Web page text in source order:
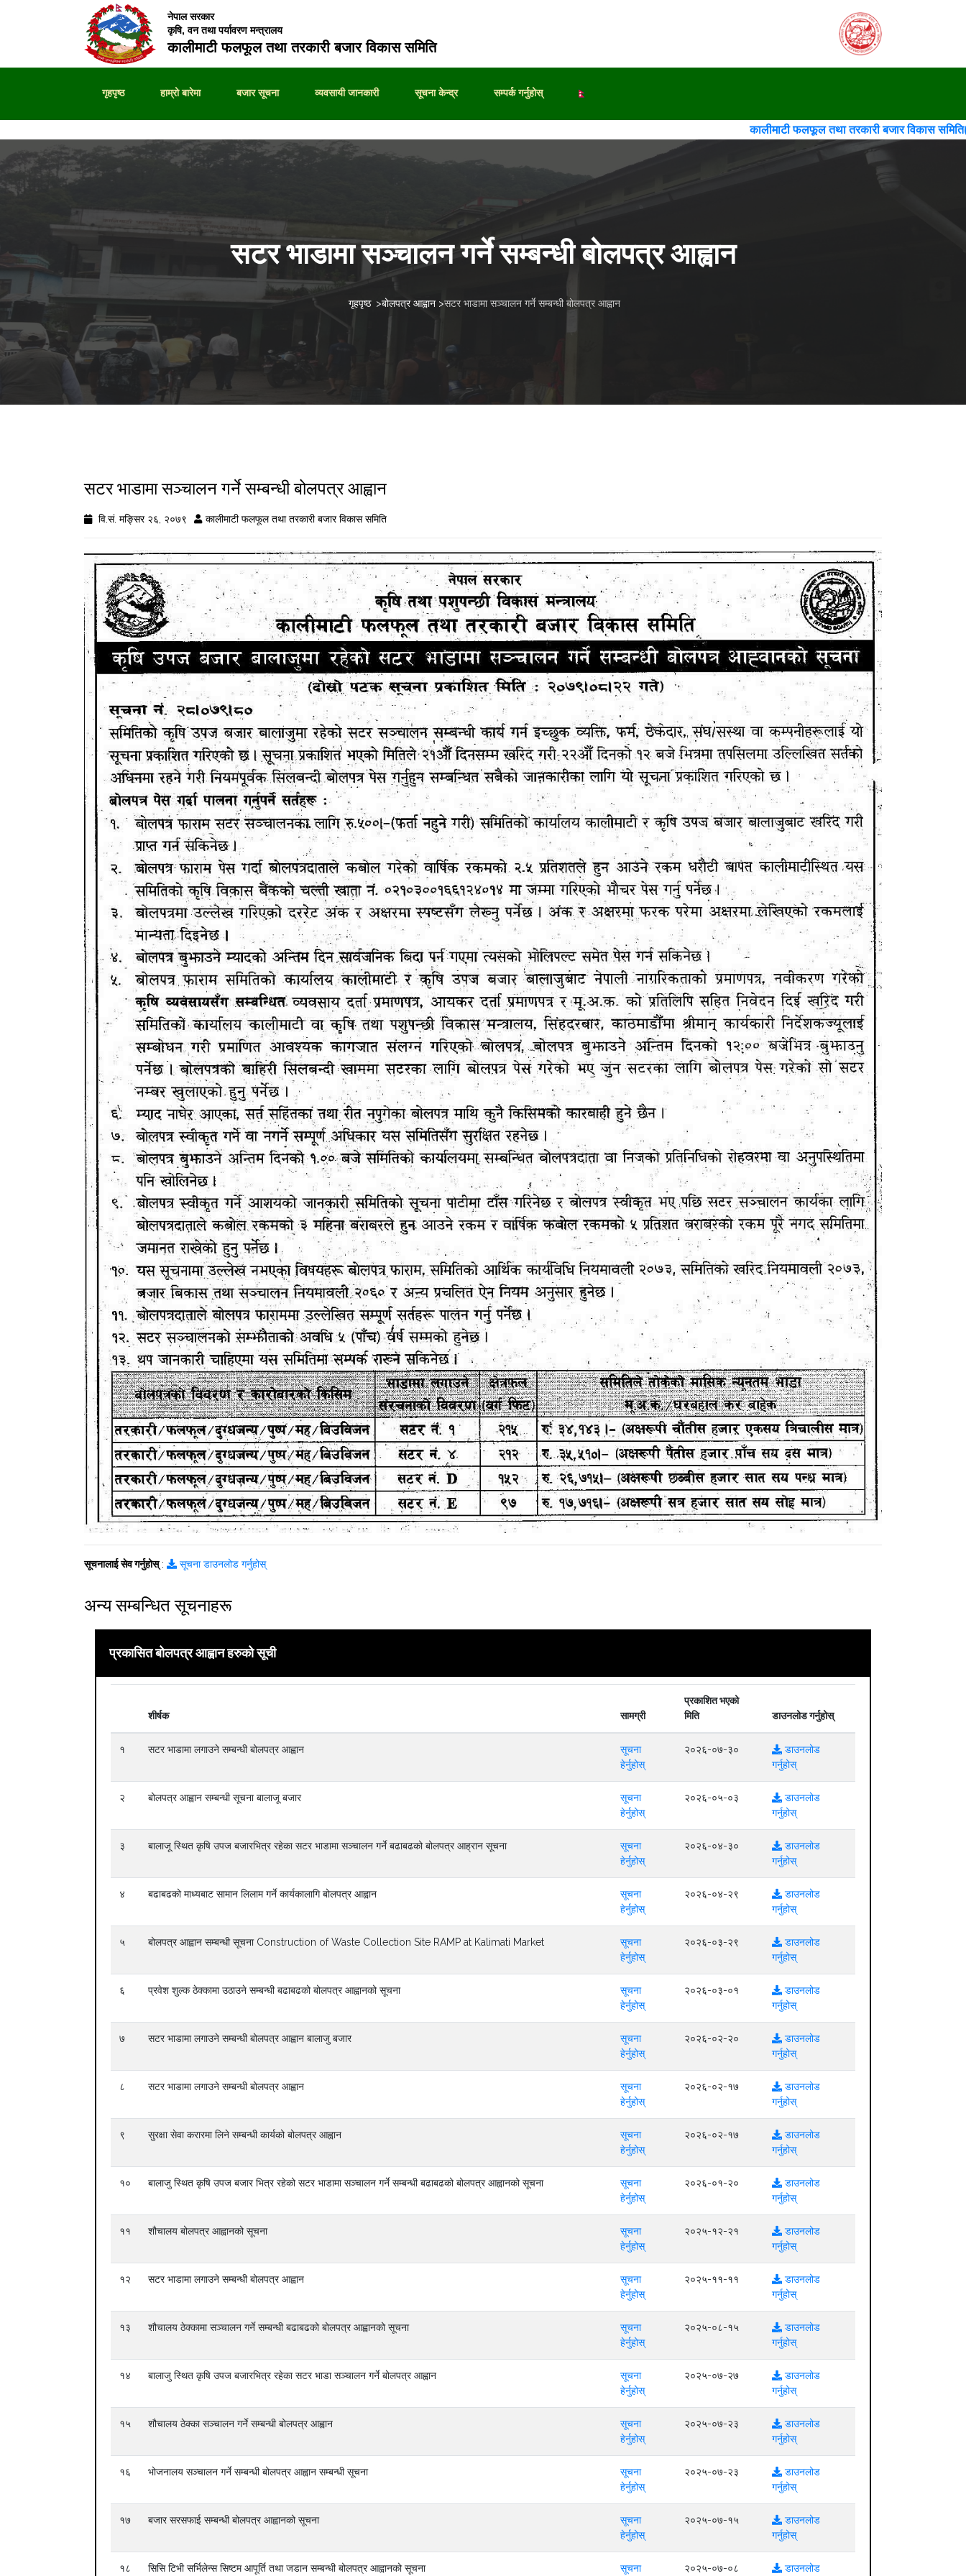
नेपाल सरकार
कृषि, वन तथा पर्यावरण मन्त्रालय
कालीमाटी फलफूल तथा तरकारी बजार विकास समिति
गृहपृष्ठ हाम्रो बारेमा बजार सूचना व्यवसायी जानकारी सूचना केन्द्र सम्पर्क गर्नुहोस्
कालीमाटी फलफूल तथा तरकारी बजार विकास समिति(गठन)(चौथो
सटर भाडामा सञ्चालन गर्ने सम्बन्धी बोलपत्र आह्वान
गृहपृष्ठ >बोलपत्र आह्वान>सटर भाडामा सञ्चालन गर्ने सम्बन्धी बोलपत्र आह्वान
सटर भाडामा सञ्चालन गर्ने सम्बन्धी बोलपत्र आह्वान
वि.सं. मङ्सिर २६, २०७९ कालीमाटी फलफूल तथा तरकारी बजार विकास समिति
सूचनालाई सेव गर्नुहोस्: सूचना डाउनलोड गर्नुहोस्
अन्य सम्बन्धित सूचनाहरू
प्रकासित बोलपत्र आह्वान हरुको सूची
शीर्षक सामग्री
प्रकाशित भएको
मिति
डाउनलोड गर्नुहोस्
१ सटर भाडामा लगाउने सम्बन्धी बोलपत्र आह्वान
सूचना
हेर्नुहोस्
२०२६-०७-३०
डाउनलोड
गर्नुहोस्
२ बोलपत्र आह्वान सम्बन्धी सूचना बालाजू बजार
सूचना
हेर्नुहोस्
२०२६-०५-०३
डाउनलोड
गर्नुहोस्
३ बालाजू स्थित कृषि उपज बजारभित्र रहेका सटर भाडामा सञ्चालन गर्ने बढाबढको बोलपत्र आह्रान सूचना
सूचना
हेर्नुहोस्
२०२६-०४-३०
डाउनलोड
गर्नुहोस्
४ बढाबढको माध्यबाट सामान लिलाम गर्ने कार्यकालागि बोलपत्र आह्वान
सूचना
हेर्नुहोस्
२०२६-०४-२९
डाउनलोड
गर्नुहोस्
५ बोलपत्र आह्वान सम्बन्धी सूचना Construction of Waste Collection Site RAMP at Kalimati Market
सूचना
हेर्नुहोस्
२०२६-०३-२९
डाउनलोड
गर्नुहोस्
६ प्रवेश शुल्क ठेक्कामा उठाउने सम्बन्धी बढाबढको बोलपत्र आह्वानको सूचना
सूचना
हेर्नुहोस्
२०२६-०३-०१
डाउनलोड
गर्नुहोस्
७ सटर भाडामा लगाउने सम्बन्धी बोलपत्र आह्वान बालाजु बजार
सूचना
हेर्नुहोस्
२०२६-०२-२०
डाउनलोड
गर्नुहोस्
८ सटर भाडामा लगाउने सम्बन्धी बोलपत्र आह्वान
सूचना
हेर्नुहोस्
२०२६-०२-१७
डाउनलोड
गर्नुहोस्
९ सुरक्षा सेवा करारमा लिने सम्बन्धी कार्यको बोलपत्र आह्वान
सूचना
हेर्नुहोस्
२०२६-०२-१७
डाउनलोड
गर्नुहोस्
१० बालाजु स्थित कृषि उपज बजार भित्र रहेको सटर भाडामा सञ्चालन गर्ने सम्बन्धी बढाबढको बोलपत्र आह्वानको सूचना
सूचना
हेर्नुहोस्
२०२६-०१-२०
डाउनलोड
गर्नुहोस्
११ शौचालय बोलपत्र आह्वानको सूचना
सूचना
हेर्नुहोस्
२०२५-१२-२१
डाउनलोड
गर्नुहोस्
१२ सटर भाडामा लगाउने सम्बन्धी बोलपत्र आह्वान
सूचना
हेर्नुहोस्
२०२५-११-११
डाउनलोड
गर्नुहोस्
१३ शौचालय ठेक्कामा सञ्चालन गर्ने सम्बन्धी बढाबढको बोलपत्र आह्वानको सूचना
सूचना
हेर्नुहोस्
२०२५-०८-१५
डाउनलोड
गर्नुहोस्
१४ बालाजु स्थित कृषि उपज बजारभित्र रहेका सटर भाडा सञ्चालन गर्ने बोलपत्र आह्वान
सूचना
हेर्नुहोस्
२०२५-०७-२७
डाउनलोड
गर्नुहोस्
१५ शौचालय ठेक्का सञ्चालन गर्ने सम्बन्धी बोलपत्र आह्वान
सूचना
हेर्नुहोस्
२०२५-०७-२३
डाउनलोड
गर्नुहोस्
१६ भोजनालय सञ्चालन गर्ने सम्बन्धी बोलपत्र आह्वान सम्बन्धी सूचना
सूचना
हेर्नुहोस्
२०२५-०७-२३
डाउनलोड
गर्नुहोस्
१७ बजार सरसफाई सम्बन्धी बोलपत्र आह्वानको सूचना
सूचना
हेर्नुहोस्
२०२५-०७-१५
डाउनलोड
गर्नुहोस्
१८ सिसि टिभी सर्भिलेन्स सिष्टम आपूर्ति तथा जडान सम्बन्धी बोलपत्र आह्वानको सूचना सूचना २०२५-०७-०८ डाउनलोड